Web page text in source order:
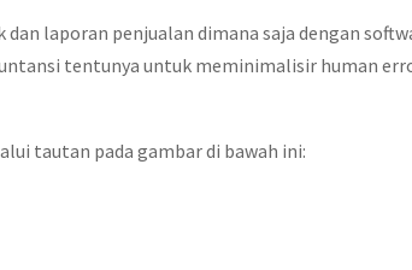
laporan penjualan dimana saja dengan
tentunya untuk meminimalisir human
tautan pada gambar di bawah ini: